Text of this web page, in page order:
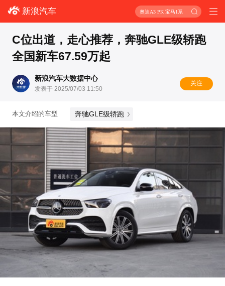
新浪汽车 奥迪A3 PK 宝马1系
C位出道，走心推荐，奔驰GLE级轿跑
全国新车67.59万起
新浪汽车大数据中心
发表于 2025/07/03 11:50
关注
本文介绍的车型 奔驰GLE级轿跑